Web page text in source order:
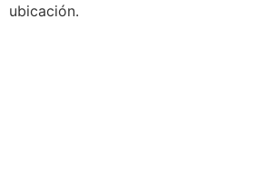
ubicación.